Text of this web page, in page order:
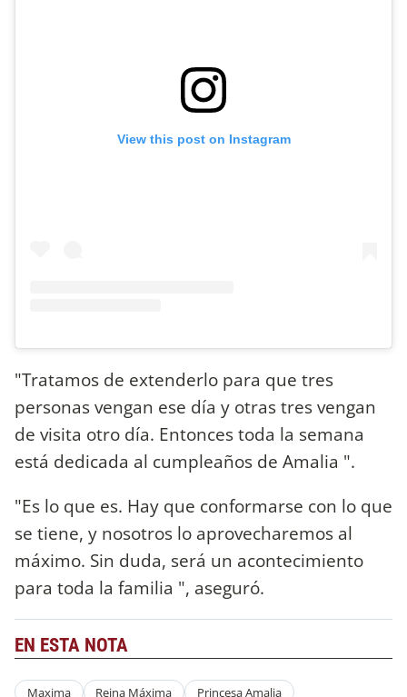
View this post on Instagram
"Tratamos de extenderlo para que tres
personas vengan ese día y otras tres vengan
de visita otro día. Entonces toda la semana
está dedicada al cumpleaños de Amalia ".
"Es lo que es. Hay que conformarse con lo que
se tiene, y nosotros lo aprovecharemos al
máximo. Sin duda, será un acontecimiento
para toda la familia ", aseguró.
EN ESTA NOTA
Maxima Reina Máxima Princesa Amalia